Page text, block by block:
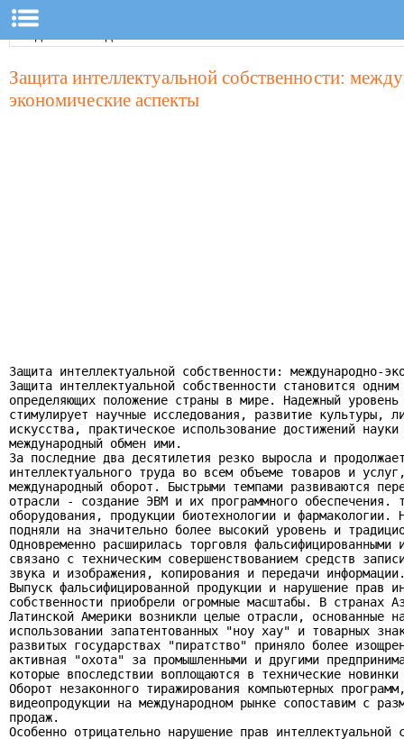
Защита интеллектуальной собственности:
экономические аспекты
Защита интеллектуальной собственности: международно-
Защита интеллектуальной собственности становится
определяющих положение страны в мире. Надежный
стимулирует научные исследования, развитие культуры,
искусства, практическое использование достижений
международный обмен ими.
За последние два десятилетия резко выросла и
интеллектуального труда во всем объеме товаров и
международный оборот. Быстрыми темпами развиваются
отрасли - создание ЭВМ и их программного обеспечения.
оборудования, продукции биотехнологии и фармакологии.
подняли на значительно более высокий уровень и
Одновременно расширилась торговля фальсифицированными
связано с техническим совершенствованием средств
звука и изображения, копирования и передачи
Выпуск фальсифицированной продукции и нарушение прав
собственности приобрели огромные масштабы. В странах
Латинской Америки возникли целые отрасли, основанные
использовании запатентованных "ноу хау" и товарных
развитых государствах "пиратство" приняло более
активная "охота" за промышленными и другими
которые впоследствии воплощаются в технические
Оборот незаконного тиражирования компьютерных
видеопродукции на международном рынке сопоставим с
продаж.
Особенно отрицательно нарушение прав интеллектуальной